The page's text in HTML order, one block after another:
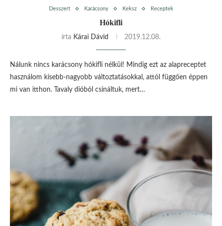
Desszert Karácsony Keksz Receptek
Hókifli
írta Kárai Dávid 2019.12.08.
Nálunk nincs karácsony hókifli nélkül! Mindig ezt az alapreceptet
használom kisebb-nagyobb változtatásokkal, attól függően éppen
mi van itthon. Tavaly dióból csináltuk, mert…